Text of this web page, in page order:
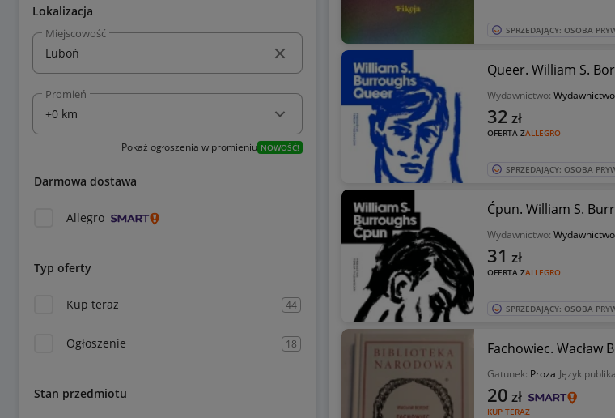
Lokalizacja
Miejscowość
Promień
Pokaż ogłoszenia w promieniu NOWOŚĆ!
Darmowa dostawa
Allegro
Typ oferty
Kup teraz 44
Ogłoszenie 18
Stan przedmiotu
SPRZEDAJĄCY: OSOBA
Queer. William S.
Wydawnictwo:
OFERTA ZALLEGRO
32 zł
SPRZEDAJĄCY: OSOBA
Ćpun. William S.
Wydawnictwo:
OFERTA ZALLEGRO
31 zł
SPRZEDAJĄCY: OSOBA
Fachowiec.
Gatunek: Proza Język
KUP TERAZ
20 zł